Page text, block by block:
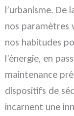
l’urbanisme.
nos paramètres
nos habitudes
l’énergie, en
maintenance
dispositifs de
incarnent une